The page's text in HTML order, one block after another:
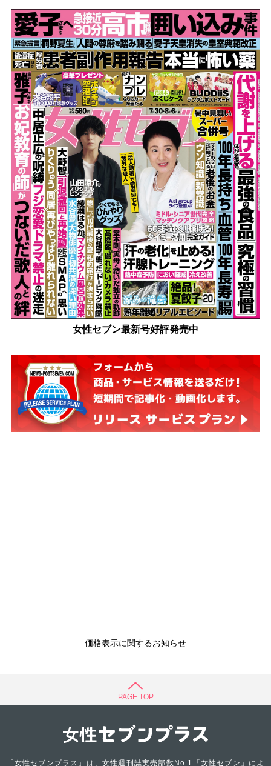
女性セブン最新号好評発売中
価格表示に関するお知らせ
PAGE TOP
「女性セブンプラス」は、女性週刊誌実売部数No.1「女性セブン」によ